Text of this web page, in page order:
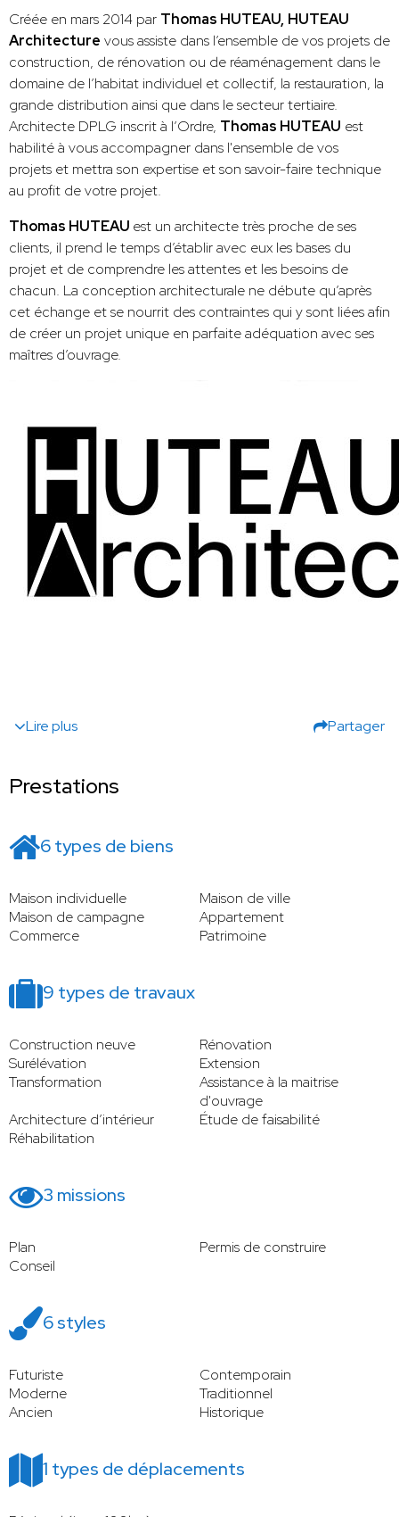
Créée en mars 2014 par Thomas HUTEAU, HUTEAU
Architecture vous assiste dans l’ensemble de vos projets de
construction, de rénovation ou de réaménagement dans le
domaine de l’habitat individuel et collectif, la restauration, la
grande distribution ainsi que dans le secteur tertiaire.
Architecte DPLG inscrit à l’Ordre, Thomas HUTEAU est
habilité à vous accompagner dans l'ensemble de vos
projets et mettra son expertise et son savoir-faire technique
au profit de votre projet.
Thomas HUTEAU est un architecte très proche de ses
clients, il prend le temps d’établir avec eux les bases du
projet et de comprendre les attentes et les besoins de
chacun. La conception architecturale ne débute qu’après
cet échange et se nourrit des contraintes qui y sont liées afin
de créer un projet unique en parfaite adéquation avec ses
maîtres d’ouvrage.
Lire plus Partager
Prestations
6 types de biens
Maison individuelle
Maison de ville
Maison de campagne
Appartement
Commerce
Patrimoine
9 types de travaux
Construction neuve
Rénovation
Surélévation
Extension
Transformation
Assistance à la maitrise
d'ouvrage
Architecture d’intérieur
Étude de faisabilité
Réhabilitation
3 missions
Plan
Permis de construire
Conseil
6 styles
Futuriste
Contemporain
Moderne
Traditionnel
Ancien
Historique
1 types de déplacements